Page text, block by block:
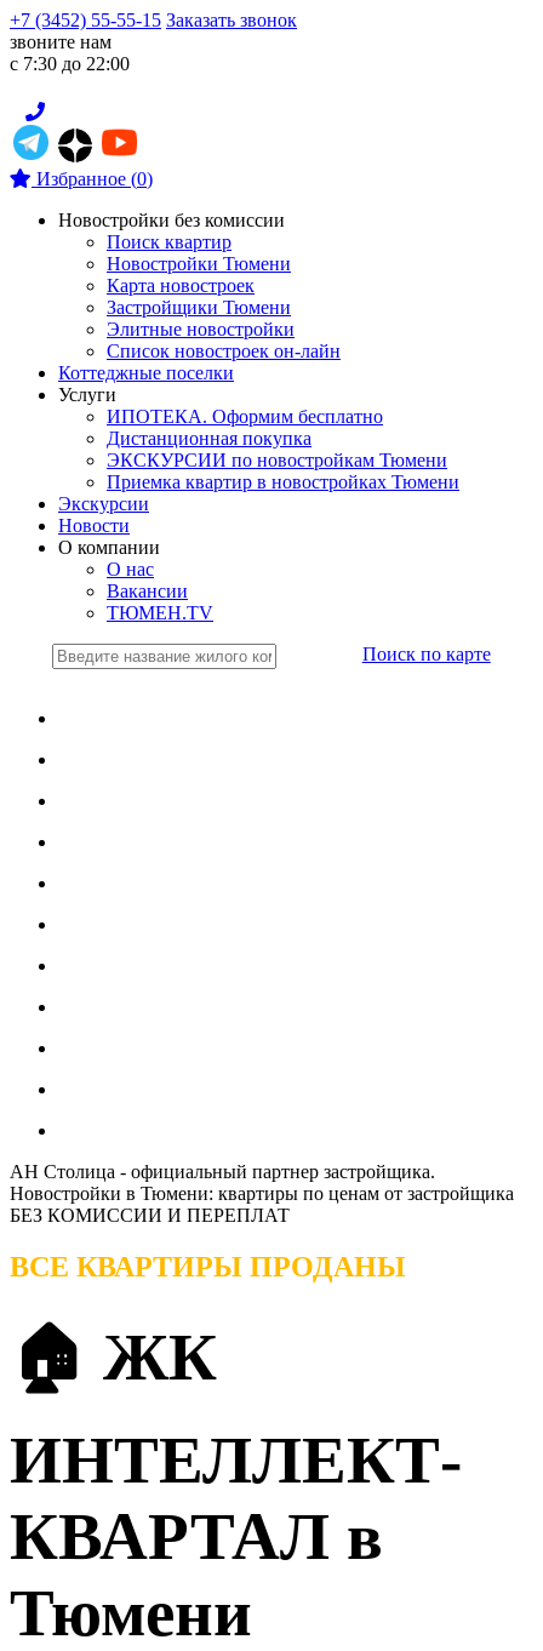
+7 (3452) 55-55-15 Заказать звонок
звоните нам
с 7:30 до 22:00
Избранное (0)
Новостройки без комиссии
Поиск квартир
Новостройки Тюмени
Карта новостроек
Застройщики Тюмени
Элитные новостройки
Список новостроек он-лайн
Коттеджные поселки
Услуги
ИПОТЕКА. Оформим бесплатно
Дистанционная покупка
ЭКСКУРСИИ по новостройкам Тюмени
Приемка квартир в новостройках Тюмени
Экскурсии
Новости
О компании
О нас
Вакансии
ТЮМЕН.TV
Поиск по карте
АН Столица - официальный партнер застройщика.
Новостройки в Тюмени: квартиры по ценам от застройщика
БЕЗ КОМИССИИ И ПЕРЕПЛАТ
ВСЕ КВАРТИРЫ ПРОДАНЫ
🏠 ЖК
ИНТЕЛЛЕКТ-
КВАРТАЛ в
Тюмени